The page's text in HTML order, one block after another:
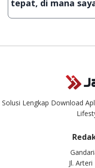
aplikasi & games tidak
singkat.
tepat, di mana
Kami dengan senang hati
Solusi Lengkap Download
Jl.